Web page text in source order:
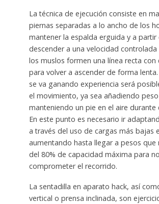
La técnica de ejecución consiste en
piernas separadas a lo ancho de los
mantener la espalda erguida y a partir
descender a una velocidad controlada
los muslos formen una línea recta con
para volver a ascender de forma
se va ganando experiencia será
el movimiento, ya sea añadiendo
manteniendo un pie en el aire durante
En este punto es necesario ir
a través del uso de cargas más bajas
aumentando hasta llegar a pesos que
del 80% de capacidad máxima para no
comprometer el recorrido.
La sentadilla en aparato hack, así
vertical o prensa inclinada, son